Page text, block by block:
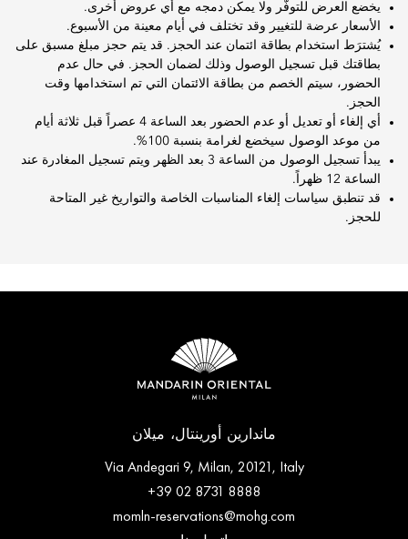
يخضع العرض للتوفُّر ولا يمكن دمجه مع أي عروض أخرى.
الأسعار عرضة للتغيير وقد تختلف في أيام معينة من الأسبوع.
يُشترَط استخدام بطاقة ائتمان عند الحجز. قد يتم حجز مبلغ مسبق على
بطاقتك قبل تسجيل الوصول وذلك لضمان الحجز. في حال عدم
الحضور، سيتم الخصم من بطاقة الائتمان التي تم استخدامها وقت
الحجز.
أي إلغاء أو تعديل أو عدم الحضور بعد الساعة 4 عصراً قبل ثلاثة أيام
من موعد الوصول سيخضع لغرامة بنسبة 100%.
يبدأ تسجيل الوصول من الساعة 3 ‏‎بعد الظهر ويتم تسجيل المغادرة عند
الساعة 12 ظهراً.
قد تنطبق سياسات إلغاء المناسبات الخاصة والتواريخ غير المتاحة
للحجز.
ماندارين أورينتال، ميلان
Via Andegari 9, Milan, 20121, Italy
+39 02 8731 8888
momln-reservations@mohg.com